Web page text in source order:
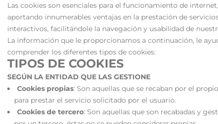
Las cookies son esenciales para el funcionamiento de internet,
aportando innumerables ventajas en la prestación de
interactivos, facilitándole la navegación y usabilidad de
La información que le proporcionamos a continuación, le
comprender los diferentes tipos de cookies:
TIPOS DE COOKIES
SEGÚN LA ENTIDAD QUE LAS GESTIONE
Cookies propias: Son aquellas que se recaban por el
para prestar el servicio solicitado por el usuario.
Cookies de tercero: Son aquellas que son recabadas y